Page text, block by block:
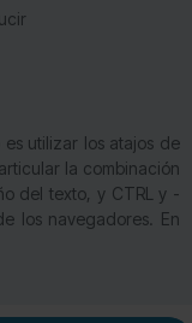
utilizar los atajos de
la combinación
del texto, y CTRL y -
los navegadores. En